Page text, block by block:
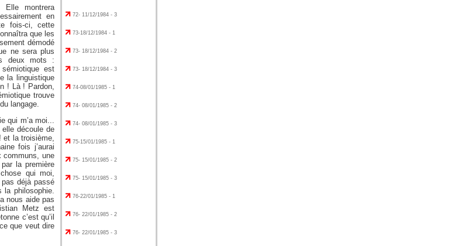
Elle montrera
en
fois-ci, cette
que les
démodé
ne sera plus
deux mots :
est
la linguistique
! Là ! Pardon,
trouve
langage.
qui m’a moi...
elle découle de
et la troisième,
fois j’aurai
communs, une
la première
qui moi,
déjà passé
la philosophie.
nous aide pas
Metz est
c’est qu’il
que veut dire
72- 11/12/1984 - 3
73-18/12/1984 - 1
73- 18/12/1984 - 2
73- 18/12/1984 - 3
74-08/01/1985 - 1
74- 08/01/1985 - 2
74- 08/01/1985 - 3
75-15/01/1985 - 1
75- 15/01/1985 - 2
75- 15/01/1985 - 3
76-22/01/1985 - 1
76- 22/01/1985 - 2
76- 22/01/1985 - 3